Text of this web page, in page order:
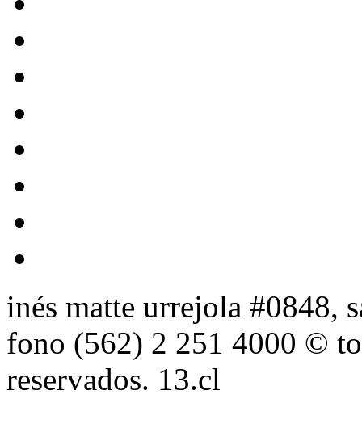
inés matte urrejola #0848,
fono (562) 2 251 4000 ©
reservados. 13.cl